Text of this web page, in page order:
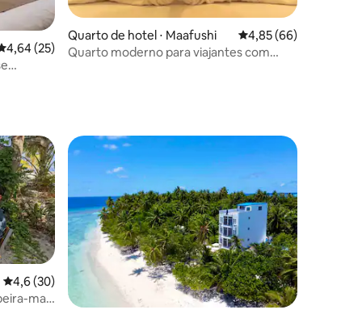
de uma avaliação média de 5, 25 avaliações
4,64 (25)
Quarto de hotel ⋅ Maafushi 4,85 de uma
4,85 (66)
Quarto moderno para viajantes com
4,6 de uma avaliação média de 5, 30 avaliações
4,6 (30)
mar